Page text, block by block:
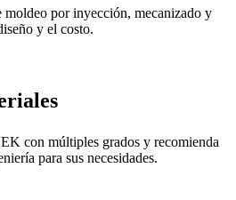
moldeo por inyección, mecanizado y
y el costo.
con múltiples grados y recomienda
para sus necesidades.